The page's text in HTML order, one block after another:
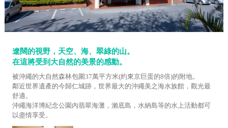
遼闊的視野，天空、海、翠綠的山。
在這將受到大自然的美景的感動。
被沖繩的大自然森林包圍37萬平方米(約東京巨蛋的8倍)的附地。
鄰近世界遺產的今歸仁城跡，世界最大的沖繩美之海水族館，觀光最
舒適。
沖繩海洋博紀念公園內翡翠海灘，瀨底島，水納島等的水上活動都可
以盡情享受。